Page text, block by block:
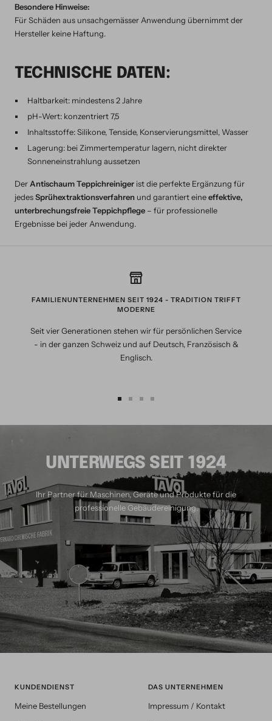
Besondere Hinweise:
Für Schäden aus unsachgemässer Anwendung übernimmt der
Hersteller keine Haftung.
TECHNISCHE DATEN:
Haltbarkeit: mindestens 2 Jahre
pH-Wert: konzentriert 7,5
Inhaltsstoffe: Silikone, Tenside, Konservierungsmittel, Wasser
Lagerung: bei Zimmertemperatur lagern, nicht direkter
Sonneneinstrahlung aussetzen
DerAntischaum Teppichreiniger ist die perfekte Ergänzung für
jedesSprühextraktionsverfahren und garantiert eineeffektive,
unterbrechungsfreie Teppichpflege – für professionelle
Ergebnisse bei jeder Anwendung.
FAMILIENUNTERNEHMEN SEIT 1924 - TRADITION TRIFFT
MODERNE
Seit vier Generationen stehen wir für persönlichen Service
- in der ganzen Schweiz und auf Deutsch, Französisch &
Englisch.
UNTERWEGS SEIT 1924
Ihr Partner für Maschinen, Geräte und Produkte für die
professionelle Gebäudereinigung.
KUNDENDIENST
Meine Bestellungen
DAS UNTERNEHMEN
Impressum / Kontakt